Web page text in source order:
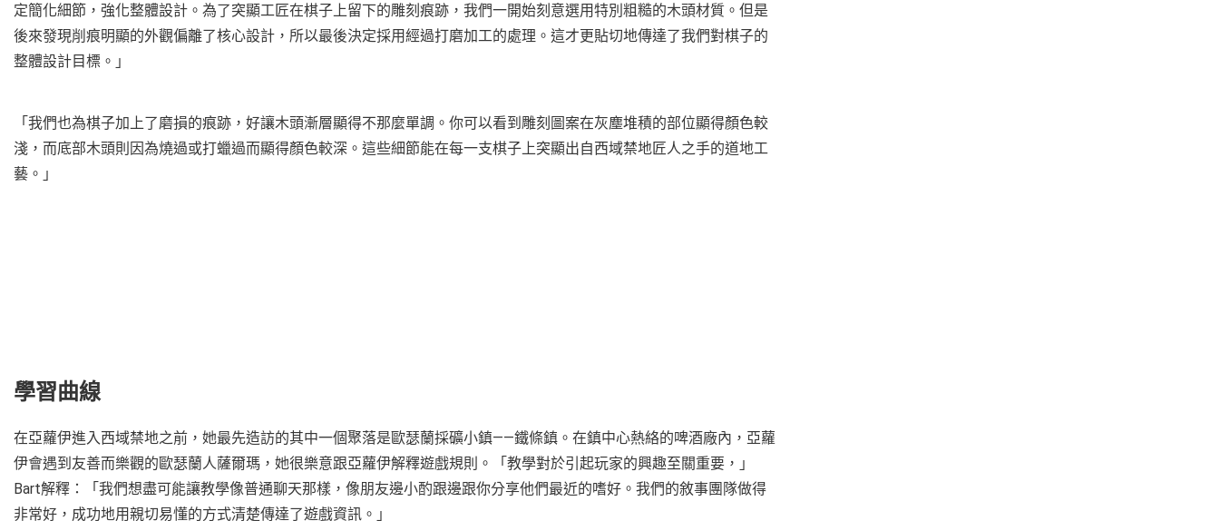
定簡化細節，強化整體設計。為了突顯工匠在棋子上留下的雕刻痕跡，我們一開始刻意選用特別粗糙的木頭材質。但是
後來發現削痕明顯的外觀偏離了核心設計，所以最後決定採用經過打磨加工的處理。這才更貼切地傳達了我們對棋子的
整體設計目標。」
「我們也為棋子加上了磨損的痕跡，好讓木頭漸層顯得不那麼單調。你可以看到雕刻圖案在灰塵堆積的部位顯得顏色較
淺，而底部木頭則因為燒過或打蠟過而顯得顏色較深。這些細節能在每一支棋子上突顯出自西域禁地匠人之手的道地工
藝。」
學習曲線
在亞蘿伊進入西域禁地之前，她最先造訪的其中一個聚落是歐瑟蘭採礦小鎮——鐵條鎮。在鎮中心熱絡的啤酒廠內，亞蘿
伊會遇到友善而樂觀的歐瑟蘭人薩爾瑪，她很樂意跟亞蘿伊解釋遊戲規則。「教學對於引起玩家的興趣至關重要，」
Bart解釋：「我們想盡可能讓教學像普通聊天那樣，像朋友邊小酌跟邊跟你分享他們最近的嗜好。我們的敘事團隊做得
非常好，成功地用親切易懂的方式清楚傳達了遊戲資訊。」